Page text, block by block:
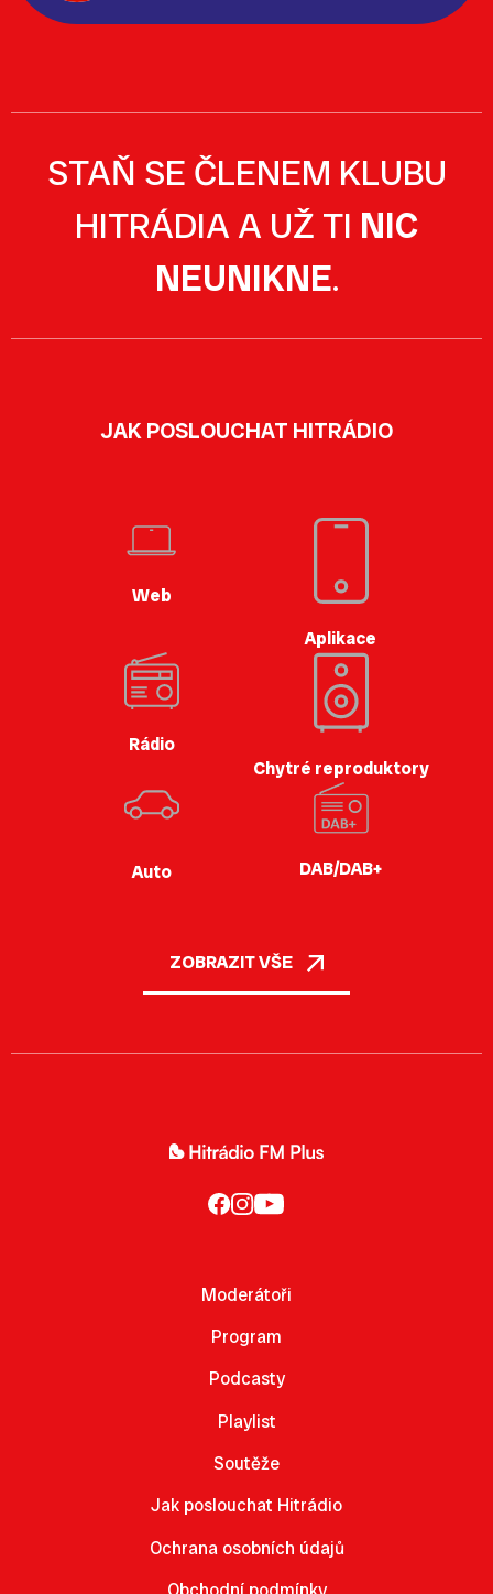
STAŇ SE ČLENEM KLUBU
HITRÁDIA A UŽ TI NIC
NEUNIKNE.
JAK POSLOUCHAT HITRÁDIO
Web
Aplikace
Rádio
Chytré reproduktory
Auto DAB/DAB+
ZOBRAZIT VŠE
Moderátoři
Program
Podcasty
Playlist
Soutěže
Jak poslouchat Hitrádio
Ochrana osobních údajů